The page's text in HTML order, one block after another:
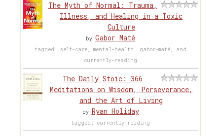
The Myth of Normal: Trauma,
Illness, and Healing in a Toxic
Culture
by Gabor Maté
tagged: self-care, mental-health, gabor-maté, and
currently-reading
The Daily Stoic: 366
Meditations on Wisdom, Perseverance,
and the Art of Living
by Ryan Holiday
tagged: currently-reading